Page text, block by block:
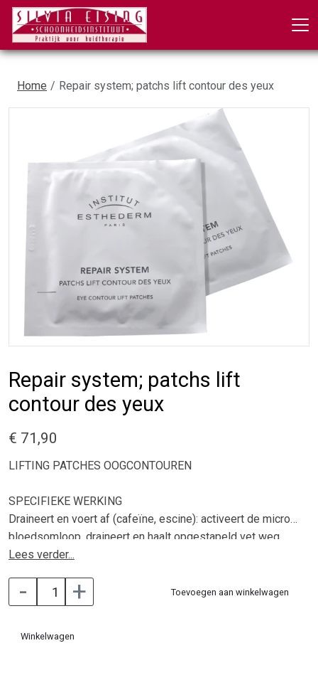
Home Repair system; patchs lift contour des yeux
Repair system; patchs lift
contour des yeux
€ 71,90
LIFTING PATCHES OOGCONTOUREN
SPECIFIEKE WERKING
Draineert en voert af (cafeïne, escine): activeert de micro
bloedsomloop, draineert en haalt opgestapeld vet weg.
Vult op (hyaluronzuur): hydrateert en verbetert de
Opspan effect (natuurlijke polyosen uit haver): vormt een
liftende film.
TEXTUUR
Lees verder...
- + Toevoegen aan winkelwagen
Winkelwagen